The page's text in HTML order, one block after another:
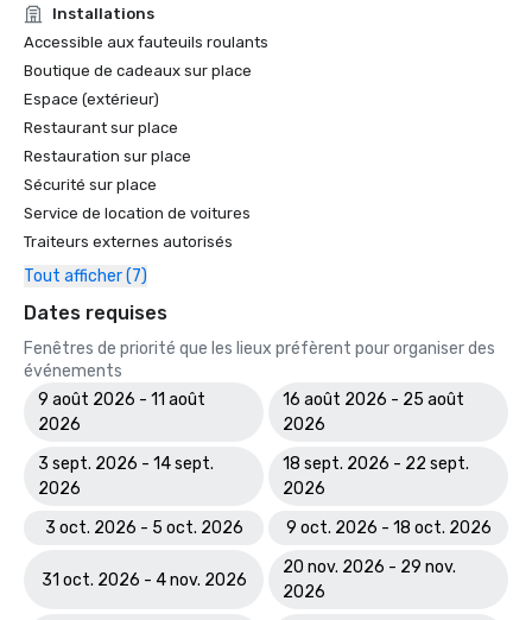
Installations
Accessible aux fauteuils roulants
Boutique de cadeaux sur place
Espace (extérieur)
Restaurant sur place
Restauration sur place
Sécurité sur place
Service de location de voitures
Traiteurs externes autorisés
Tout afficher (7)
Dates requises
Fenêtres de priorité que les lieux préfèrent pour organiser des
événements
9 août 2026 - 11 août
2026
16 août 2026 - 25 août
2026
3 sept. 2026 - 14 sept.
2026
18 sept. 2026 - 22 sept.
2026
3 oct. 2026 - 5 oct. 2026
9 oct. 2026 - 18 oct. 2026
31 oct. 2026 - 4 nov. 2026
20 nov. 2026 - 29 nov.
2026